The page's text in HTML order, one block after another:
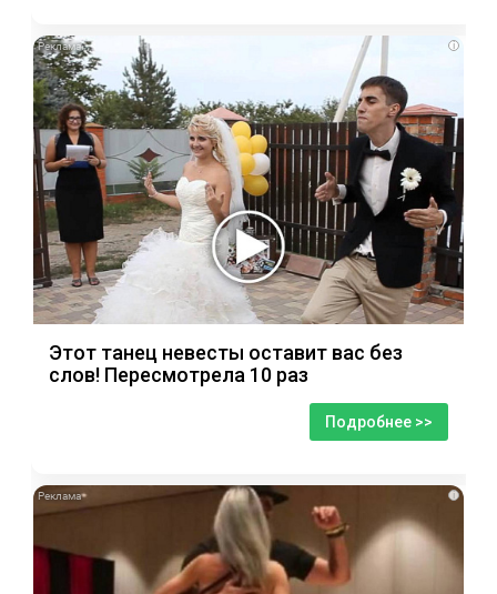
i
Этот танец невесты оставит вас без
слов! Пересмотрела 10 раз
Подробнее >>
i